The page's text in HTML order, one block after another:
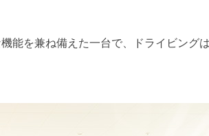
能を兼ね備えた一台で、ドライビング